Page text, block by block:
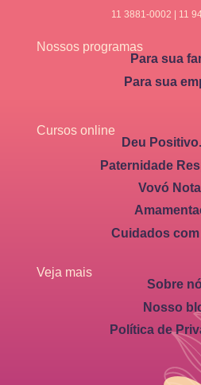
11 3881-0002 | 11
Nossos programas
Para sua
Para sua
Cursos online
Deu
Paternidade
Vovó
Cuidados
Veja mais
Sobre
Nosso
Política de